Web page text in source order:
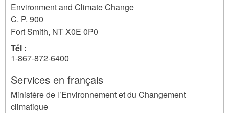
Environment and Climate Change
C. P. 900
Fort Smith, NTX0E 0P0
Tél :
1-867-872-6400
Services en français
Ministère de l’Environnement et du Changement
climatique